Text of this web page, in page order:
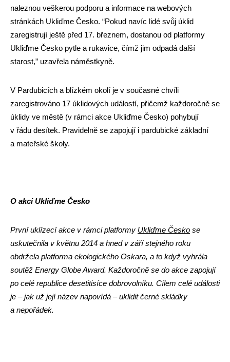
naleznou veškerou podporu a informace na webových
stránkách Ukliďme Česko. “Pokud navíc lidé svůj úklid
zaregistrují ještě před 17. březnem, dostanou od platformy
Ukliďme Česko pytle a rukavice, čímž jim odpadá další
starost,” uzavřela náměstkyně.
V Pardubicích a blízkém okolí je v současné chvíli
zaregistrováno 17 úklidových událostí, přičemž každoročně se
úklidy ve městě (v rámci akce Ukliďme Česko) pohybují
v řádu desítek. Pravidelně se zapojují i pardubické základní
a mateřské školy.
O akci Ukliďme Česko
První uklízecí akce v rámci platformy Ukliďme Česko se
uskutečnila v květnu 2014 a hned v září stejného roku
obdržela platforma ekologického Oskara, a to když vyhrála
soutěž Energy Globe Award. Každoročně se do akce zapojují
po celé republice desetitisíce dobrovolníku. Cílem celé události
je – jak už její název napovídá – uklidit černé skládky
a nepořádek.